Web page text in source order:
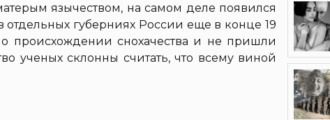
язычеством, на самом деле появился
отдельных губерниях России еще в конце 19
о происхождении снохачества и не пришли
ученых склонны считать, что всему виной